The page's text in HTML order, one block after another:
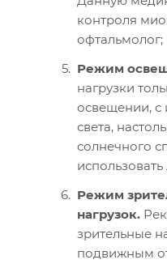
контроля
офтальмолог;
Режим
нагрузки
освещении, с
света,
солнечного
Режим
нагрузок.
зрительные
подвижным